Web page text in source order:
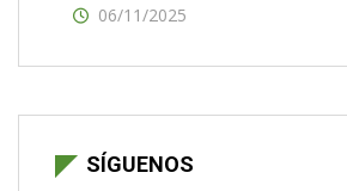
06/11/2025
SÍGUENOS